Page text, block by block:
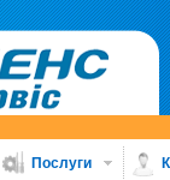
Послуги